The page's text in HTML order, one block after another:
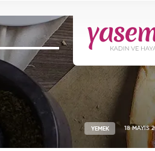
YEMEK 18 MAYIS